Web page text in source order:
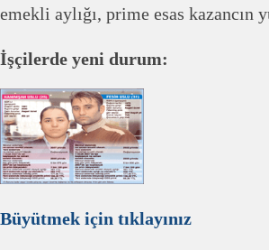
emekli aylığı, prime esas kazancın
İşçilerde yeni durum:
Büyütmek için tıklayınız